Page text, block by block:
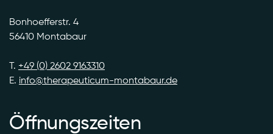
Bonhoefferstr. 4
56410 Montabaur
T. +49 (0) 2602 9163310
E. info@therapeuticum-montabaur.de
Öffnungszeiten